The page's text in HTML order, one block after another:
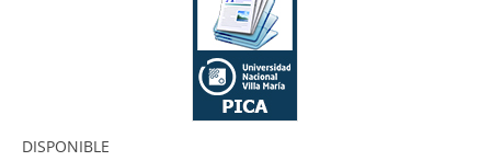
DISPONIBLE